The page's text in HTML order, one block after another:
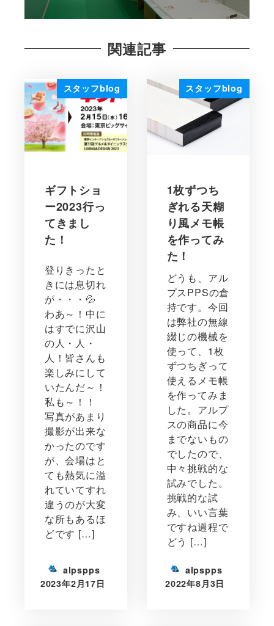
関連記事
スタッフblog
ギフトショ
ー2023行っ
てきまし
た！
登りきったと
きには息切れ
が・・・💦
わあ～！中に
はすでに沢山
の人・人・
人！皆さんも
楽しみにして
いたんだ～！
私も～！！
写真があまり
撮影が出来な
かったのです
が、会場はと
ても熱気に溢
れていてすれ
違うのが大変
な所もあるほ
どです […]
alpspps
2023年2月17日
スタッフblog
1枚ずつち
ぎれる天糊
り風メモ帳
を作ってみ
た！
どうも、アル
プスPPSの倉
持です。今回
は弊社の無線
綴じの機械を
使って、1枚
ずつちぎって
使えるメモ帳
を作ってみま
した。アルプ
スの商品に今
までないもの
でしたので、
中々挑戦的な
試みでした。
挑戦的な試
み、いい言葉
ですね過程で
どう […]
alpspps
2022年8月3日